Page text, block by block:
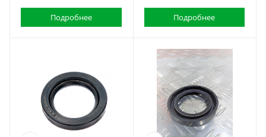
Подробнее Подробнее